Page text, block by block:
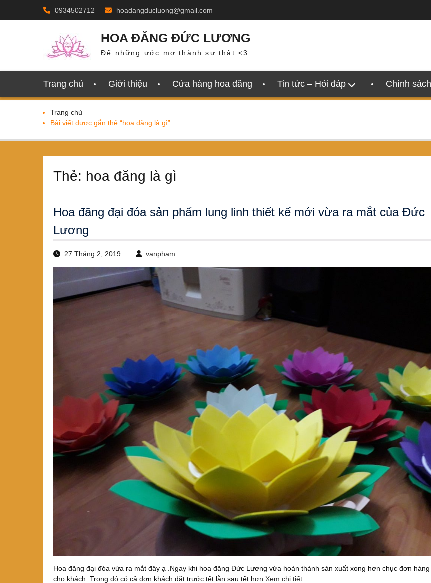
0934502712 hoadangducluong@gmail.com
HOA ĐĂNG ĐỨC LƯƠNG
Để những ước mơ thành sự thật <3
Trang chủ Giới thiệu Cửa hàng hoa đăng Tin tức – Hỏi đáp Chính sách
Trang chủ
Bài viết được gắn thẻ “hoa đăng là gì”
Thẻ: hoa đăng là gì
Hoa đăng đại đóa sản phẩm lung linh thiết kế mới vừa ra mắt của Đức
Lương
27 Tháng 2, 2019 vanpham
Hoa đăng đại đóa vừa ra mắt đây ạ .Ngay khi hoa đăng Đức Lương vừa hoàn thành sản xuất xong hơn chục đơn hàng
cho khách. Trong đó có cả đơn khách đặt trước tết lẫn sau tết hơn Xem chi tiết